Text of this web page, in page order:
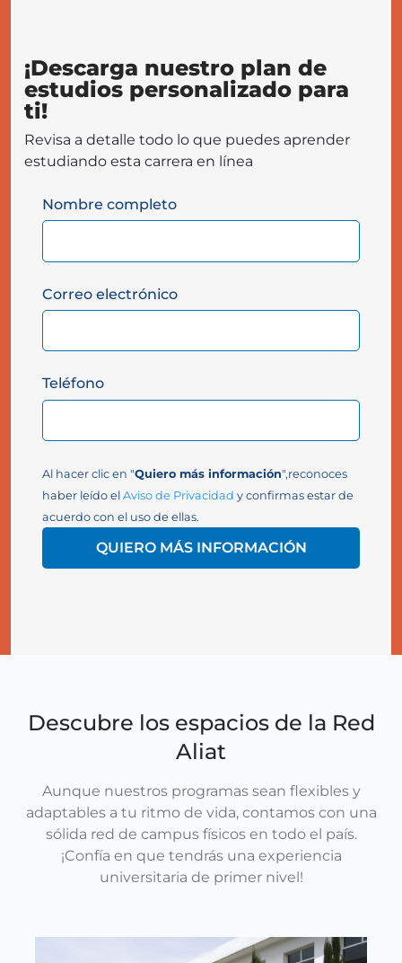
¡Descarga nuestro plan de
estudios personalizado para
ti!
Revisa a detalle todo lo que puedes aprender
estudiando esta carrera en línea
Nombre completo
Correo electrónico
Teléfono
Al hacer clic en "Quiero más información",reconoces
haber leído el Aviso de Privacidad y confirmas estar de
acuerdo con el uso de ellas.
QUIERO MÁS INFORMACIÓN
Descubre los espacios de la Red
Aliat
Aunque nuestros programas sean flexibles y
adaptables a tu ritmo de vida, contamos con una
sólida red de campus físicos en todo el país.
¡Confía en que tendrás una experiencia
universitaria de primer nivel!